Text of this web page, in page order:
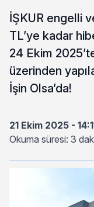
İŞKUR engelli
TL’ye kadar
24 Ekim
üzerinden
İşin Olsa’da!
21 Ekim 2025 -
Okuma süresi: 3